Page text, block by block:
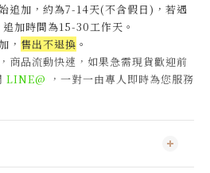
追加，約為7-14天(不含假日)， 若遇
加時間為15-30工作天 。
， 售出不退換 。
商品流動快速，如果急需現貨歡迎前
LINE@ ，一對一由專人即時為您服務